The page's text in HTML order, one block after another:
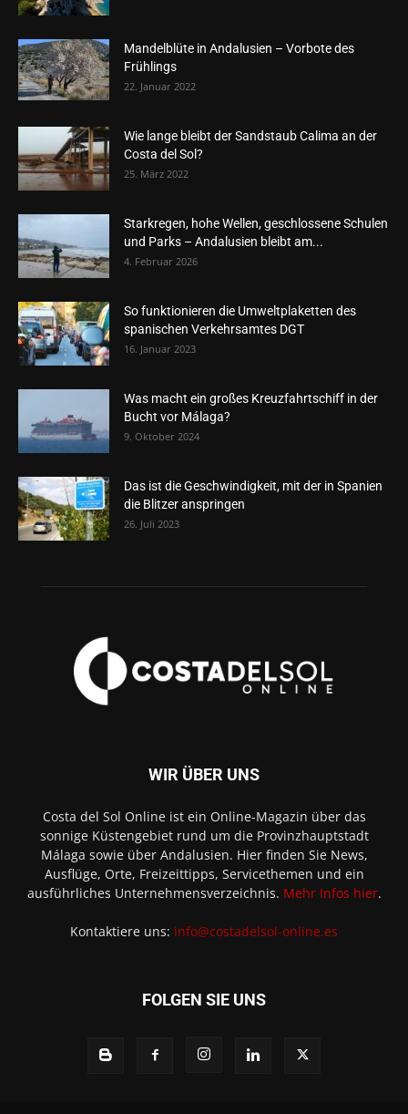
Mandelblüte in Andalusien – Vorbote des
Frühlings
22. Januar 2022
Wie lange bleibt der Sandstaub Calima an der
Costa del Sol?
25. März 2022
Starkregen, hohe Wellen, geschlossene Schulen
und Parks – Andalusien bleibt am...
4. Februar 2026
So funktionieren die Umweltplaketten des
spanischen Verkehrsamtes DGT
16. Januar 2023
Was macht ein großes Kreuzfahrtschiff in der
Bucht vor Málaga?
9. Oktober 2024
Das ist die Geschwindigkeit, mit der in Spanien
die Blitzer anspringen
26. Juli 2023
WIR ÜBER UNS
Costa del Sol Online ist ein Online-Magazin über das
sonnige Küstengebiet rund um die Provinzhauptstadt
Málaga sowie über Andalusien. Hier finden Sie News,
Ausflüge, Orte, Freizeittipps, Servicethemen und ein
ausführliches Unternehmensverzeichnis. Mehr Infos hier.
Kontaktiere uns: info@costadelsol-online.es
FOLGEN SIE UNS